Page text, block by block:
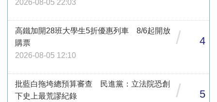
2026-08-05 22:03
高鐵加開28班大學生5折優惠列車 8/6起開放
購票
2026-08-05 12:10
/ 4
批藍白拖垮總預算審查 民進黨：立法院恐創
下史上最荒謬紀錄
/ 5